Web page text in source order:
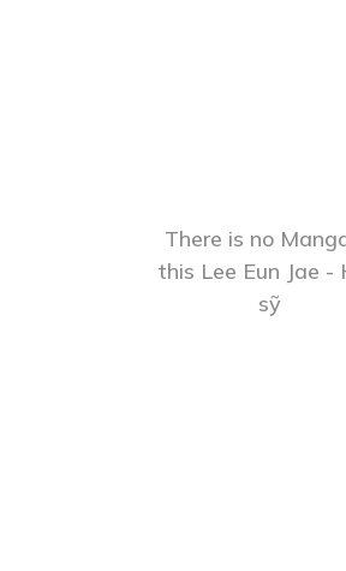
There is no
this Lee Eun Jae -
sỹ